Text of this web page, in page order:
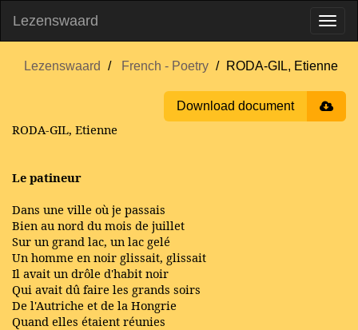
Lezenswaard
Lezenswaard French - Poetry RODA-GIL, Etienne
Download document
RODA-GIL, Etienne
Le patineur
Dans une ville où je passais
Bien au nord du mois de juillet
Sur un grand lac, un lac gelé
Un homme en noir glissait, glissait
Il avait un drôle d'habit noir
Qui avait dû faire les grands soirs
De l'Autriche et de la Hongrie
Quand elles étaient réunies